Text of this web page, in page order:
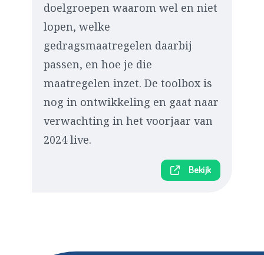
doelgroepen waarom wel en niet
lopen, welke
gedragsmaatregelen daarbij
passen, en hoe je die
maatregelen inzet. De toolbox is
nog in ontwikkeling en gaat naar
verwachting in het voorjaar van
2024 live.
Bekijk